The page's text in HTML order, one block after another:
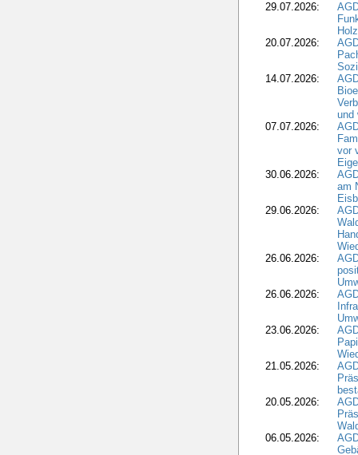
29.07.2026:
20.07.2026:
14.07.2026:
und
07.07.2026:
vor
30.06.2026:
am
29.06.2026:
26.06.2026:
26.06.2026:
23.06.2026:
21.05.2026:
20.05.2026:
06.05.2026: